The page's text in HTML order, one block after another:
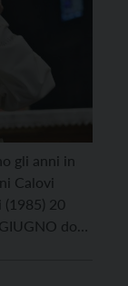
gli anni in
Calovi
(1985) 20
don